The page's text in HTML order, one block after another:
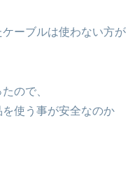
ーブルは使わない方が
ので、
使う事が安全なのか